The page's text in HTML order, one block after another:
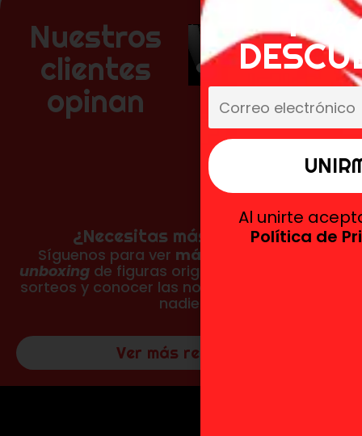
Nuestros
clientes
opinan
¿Necesitas más reseñas?
Síguenos para ver más fotos, vídeos y
unboxing de figuras originales, participar en
sorteos y conocer las novedades antes que
nadie.
Ver más reseñas
10%
Al unirte
Política de